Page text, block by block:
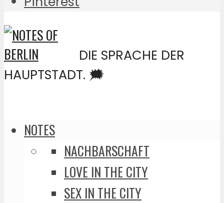
DIE SPRACHE DER
HAUPTSTADT. 🗯️
NOTES
NACHBARSCHAFT
LOVE IN THE CITY
SEX IN THE CITY